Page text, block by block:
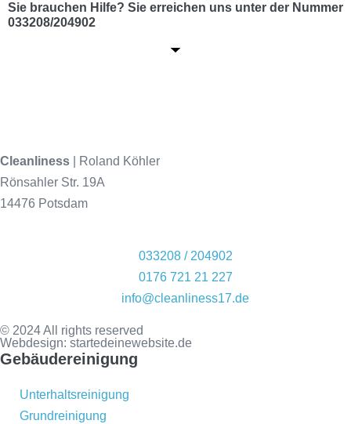
Sie brauchen Hilfe? Sie erreichen uns unter der Nummer
033208/204902
Cleanliness | Roland Köhler
Rönsahler Str. 19A
14476 Potsdam
033208 / 204902
0176 721 21 227
info@cleanliness17.de
© 2024 All rights reserved
Webdesign: startedeinewebsite.de
Gebäudereinigung
Unterhaltsreinigung
Grundreinigung